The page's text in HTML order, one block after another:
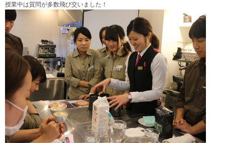
授業中は質問が多数飛び交いました！